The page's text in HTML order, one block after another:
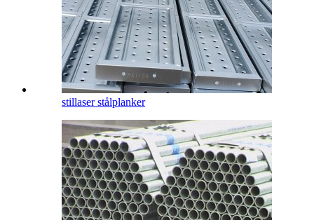
stillaser stålplanker